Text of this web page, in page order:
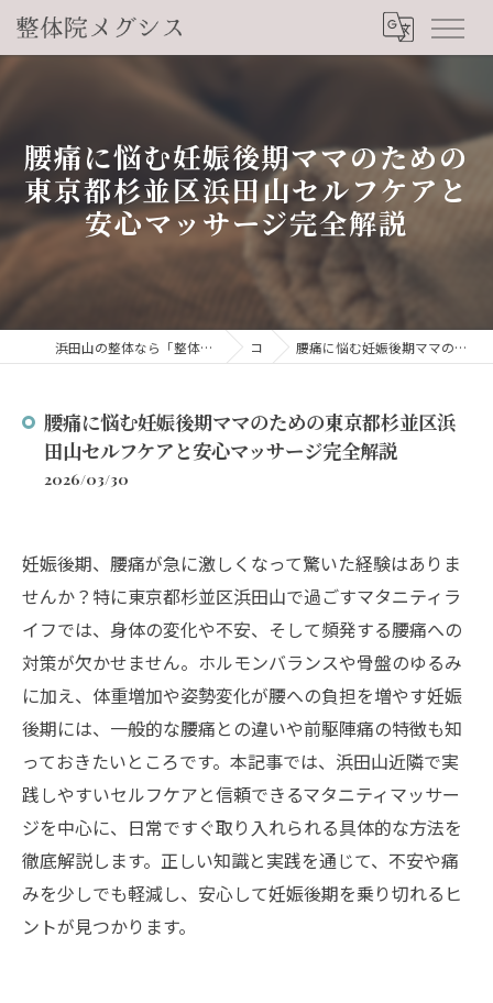
腰痛に悩む妊娠後期ママのための
東京都杉並区浜田山セルフケアと
安心マッサージ完全解説
浜田山の整体なら「整体院メグシス」肩こり・腰痛・自律神経の悩みを睡眠から改善 コラム 腰痛に悩む妊娠後期ママのための東京都杉並区浜田山セルフケアと安心マッサージ完全解説
腰痛に悩む妊娠後期ママのための東京都杉並区浜
田山セルフケアと安心マッサージ完全解説
2026/03/30
妊娠後期、腰痛が急に激しくなって驚いた経験はありま
せんか？特に東京都杉並区浜田山で過ごすマタニティラ
イフでは、身体の変化や不安、そして頻発する腰痛への
対策が欠かせません。ホルモンバランスや骨盤のゆるみ
に加え、体重増加や姿勢変化が腰への負担を増やす妊娠
後期には、一般的な腰痛との違いや前駆陣痛の特徴も知
っておきたいところです。本記事では、浜田山近隣で実
践しやすいセルフケアと信頼できるマタニティマッサー
ジを中心に、日常ですぐ取り入れられる具体的な方法を
徹底解説します。正しい知識と実践を通じて、不安や痛
みを少しでも軽減し、安心して妊娠後期を乗り切れるヒ
ントが見つかります。